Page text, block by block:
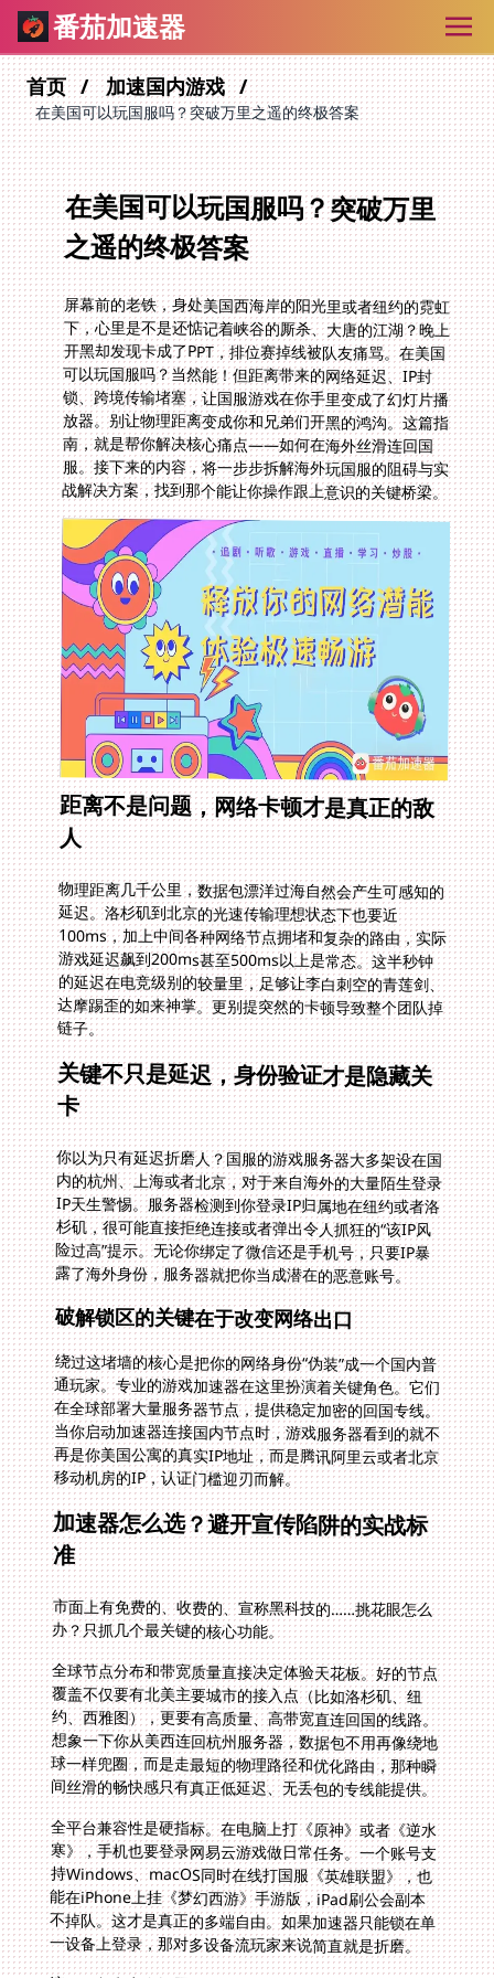
番茄加速器
首页 加速国内游戏
在美国可以玩国服吗？突破万里之遥的终极答案
在美国可以玩国服吗？突破万里
之遥的终极答案
屏幕前的老铁，身处美国西海岸的阳光里或者纽约的霓虹
下，心里是不是还惦记着峡谷的厮杀、大唐的江湖？晚上
开黑却发现卡成了PPT，排位赛掉线被队友痛骂。在美国
可以玩国服吗？当然能！但距离带来的网络延迟、IP封
锁、跨境传输堵塞，让国服游戏在你手里变成了幻灯片播
放器。别让物理距离变成你和兄弟们开黑的鸿沟。这篇指
南，就是帮你解决核心痛点——如何在海外丝滑连回国
服。接下来的内容，将一步步拆解海外玩国服的阻碍与实
战解决方案，找到那个能让你操作跟上意识的关键桥梁。
距离不是问题，网络卡顿才是真正的敌
人
物理距离几千公里，数据包漂洋过海自然会产生可感知的
延迟。洛杉矶到北京的光速传输理想状态下也要近
100ms，加上中间各种网络节点拥堵和复杂的路由，实际
游戏延迟飙到200ms甚至500ms以上是常态。这半秒钟
的延迟在电竞级别的较量里，足够让李白刺空的青莲剑、
达摩踢歪的如来神掌。更别提突然的卡顿导致整个团队掉
链子。
关键不只是延迟，身份验证才是隐藏关
卡
你以为只有延迟折磨人？国服的游戏服务器大多架设在国
内的杭州、上海或者北京，对于来自海外的大量陌生登录
IP天生警惕。服务器检测到你登录IP归属地在纽约或者洛
杉矶，很可能直接拒绝连接或者弹出令人抓狂的“该IP风
险过高”提示。无论你绑定了微信还是手机号，只要IP暴
露了海外身份，服务器就把你当成潜在的恶意账号。
破解锁区的关键在于改变网络出口
绕过这堵墙的核心是把你的网络身份“伪装”成一个国内普
通玩家。专业的游戏加速器在这里扮演着关键角色。它们
在全球部署大量服务器节点，提供稳定加密的回国专线。
当你启动加速器连接国内节点时，游戏服务器看到的就不
再是你美国公寓的真实IP地址，而是腾讯阿里云或者北京
移动机房的IP，认证门槛迎刃而解。
加速器怎么选？避开宣传陷阱的实战标
准
市面上有免费的、收费的、宣称黑科技的……挑花眼怎么
办？只抓几个最关键的核心功能。
全球节点分布和带宽质量直接决定体验天花板。好的节点
覆盖不仅要有北美主要城市的接入点（比如洛杉矶、纽
约、西雅图），更要有高质量、高带宽直连回国的线路。
想象一下你从美西连回杭州服务器，数据包不用再像绕地
球一样兜圈，而是走最短的物理路径和优化路由，那种瞬
间丝滑的畅快感只有真正低延迟、无丢包的专线能提供。
全平台兼容性是硬指标。在电脑上打《原神》或者《逆水
寒》，手机也要登录网易云游戏做日常任务。一个账号支
持Windows、macOS同时在线打国服《英雄联盟》，也
能在iPhone上挂《梦幻西游》手游版，iPad刷公会副本
不掉队。这才是真正的多端自由。如果加速器只能锁在单
一设备上登录，那对多设备流玩家来说简直就是折磨。